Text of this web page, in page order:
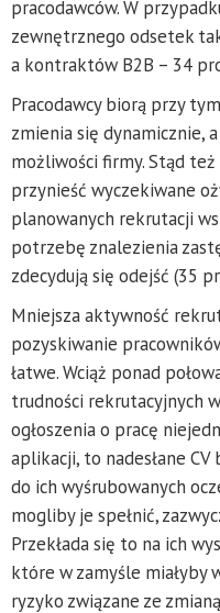
pracodawców. W
zewnętrznego odsetek
a kontraktów B2B – 34
Pracodawcy biorą przy
zmienia się dynamicznie,
możliwości firmy. Stąd
przynieść wyczekiwane
planowanych rekrutacji
potrzebę znalezienia
zdecydują się odejść (35
Mniejsza aktywność
pozyskiwanie
łatwe. Wciąż ponad
trudności rekrutacyjnych
ogłoszenia o pracę
aplikacji, to nadesłane
do ich wyśrubowanych
mogliby je spełnić,
Przekłada się to na ich
które w zamyśle miałyby
ryzyko związane ze